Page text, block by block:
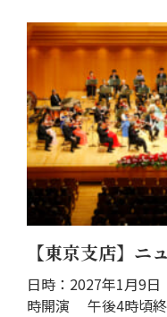
【東京支店】ニ
日時：2027年1月9
時開演 午後4時頃